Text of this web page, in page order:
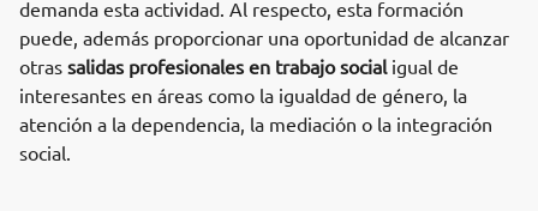
demanda esta actividad. Al respecto, esta formación
puede, además proporcionar una oportunidad de alcanzar
otras salidas profesionales en trabajo socialigual de
interesantes en áreas como la igualdad de género, la
atención a la dependencia, la mediación o la integración
social.